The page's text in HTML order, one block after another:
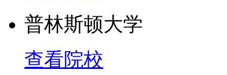
普林斯顿大学
查看院校